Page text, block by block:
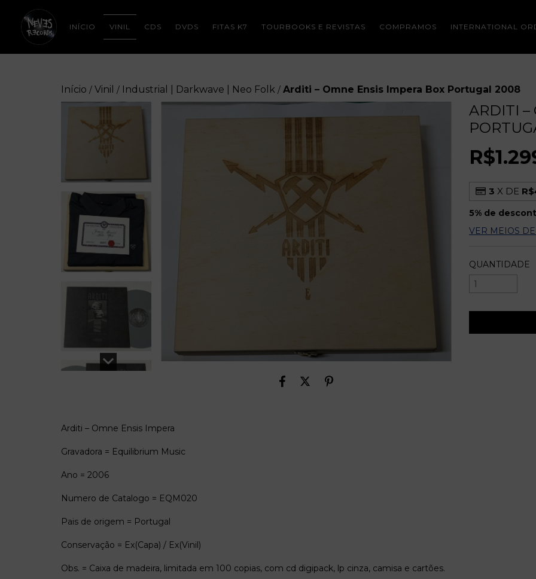
INÍCIO VINIL CDS DVDS FITAS K7 TOURBOOKS E REVISTAS COMPRAMOS INTERNATIONAL
Início / Vinil / Industrial | Darkwave | Neo Folk / Arditi – Omne Ensis Impera Box Portugal 2008
Arditi – Omne Ensis Impera
Gravadora = Equilibrium Music
Ano = 2006
Numero de Catalogo = EQM020
Pais de origem = Portugal
Conservação = Ex(Capa) / Ex(Vinil)
Obs. = Caixa de madeira, limitada em 100 copias, com cd digipack, lp cinza, camisa e cartões.
ARDITI –
3 X DE
5% de
VER MEIOS
QUANTIDADE